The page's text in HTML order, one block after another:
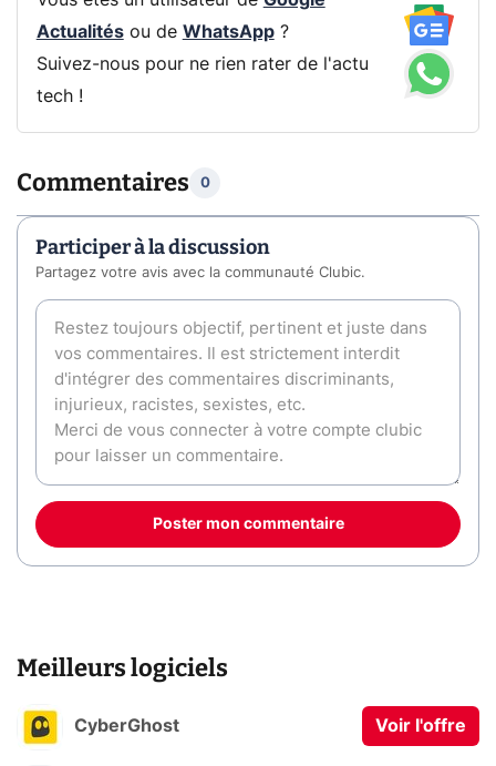
Actualitésou de WhatsApp?
Suivez-nous pour ne rien rater de l'actu
tech !
Commentaires 0
Participer à la discussion
Partagez votre avis avec la communauté Clubic.
Poster mon commentaire
Meilleurs logiciels
CyberGhost Voir l'offre